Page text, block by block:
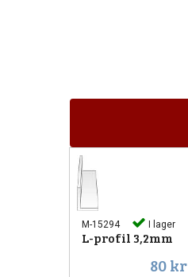
M-15294 I lager
L-profil 3,2mm
80 kr